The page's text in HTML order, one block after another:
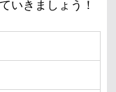
いきましょう！